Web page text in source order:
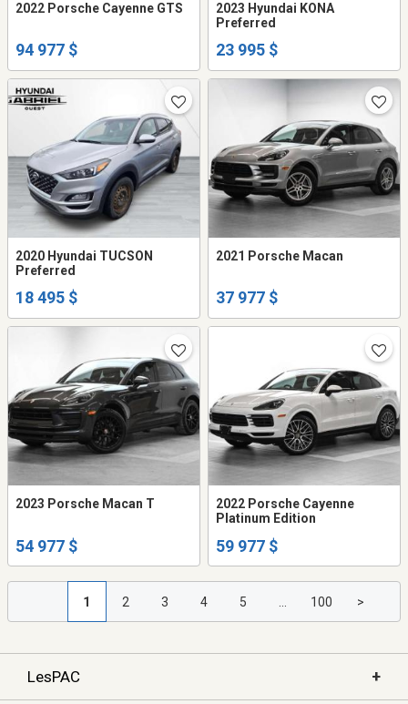
2022 Porsche Cayenne GTS
94 977 $
2023 Hyundai KONA
Preferred
23 995 $
2020 Hyundai TUCSON
Preferred
18 495 $
2021 Porsche Macan
37 977 $
2023 Porsche Macan T
54 977 $
2022 Porsche Cayenne
Platinum Edition
59 977 $
1 2 3 4 5 100 >
LesPAC +